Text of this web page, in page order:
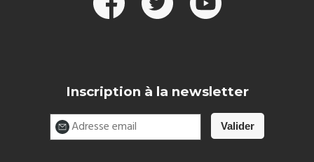
Inscription à la newsletter